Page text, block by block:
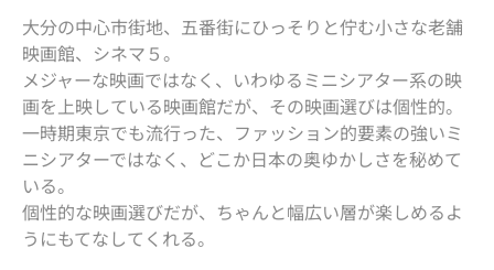
大分の中心市街地、五番街にひっそりと佇む小さな老舗
映画館、シネマ５。
メジャーな映画ではなく、いわゆるミニシアター系の映
画を上映している映画館だが、その映画選びは個性的。
一時期東京でも流行った、ファッション的要素の強いミ
ニシアターではなく、どこか日本の奥ゆかしさを秘めて
いる。
個性的な映画選びだが、ちゃんと幅広い層が楽しめるよ
うにもてなしてくれる。